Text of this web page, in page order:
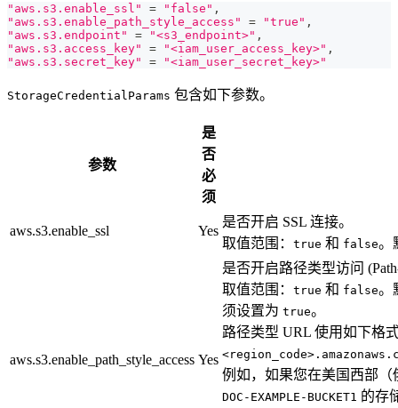
"aws.s3.enable_ssl" = "false" ,
"aws.s3.enable_path_style_access"
= "true" ,
"aws.s3.endpoint"
= "<s3_endpoint>" ,
"aws.s3.access_key"
= "<iam_user_access_key>" ,
"aws.s3.secret_key"
= "<iam_user_secret_key>"
StorageCredentialParams 包含如下参数。
参数
是
否
必
须
aws.s3.enable_ssl Yes
是否开启 SSL 连接。
取值范围： true 和 false。
aws.s3.enable_path_style_access Yes
是否开启路径类型访问
取值范围： true 和 false。
须设置为 true。
路径类型 URL 使用如下格
例如，如果您在美国西部
DOC-EXAMPLE-BUCKET1 的存